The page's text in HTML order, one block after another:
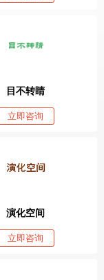
目不转睛
立即咨询
演化空间
立即咨询